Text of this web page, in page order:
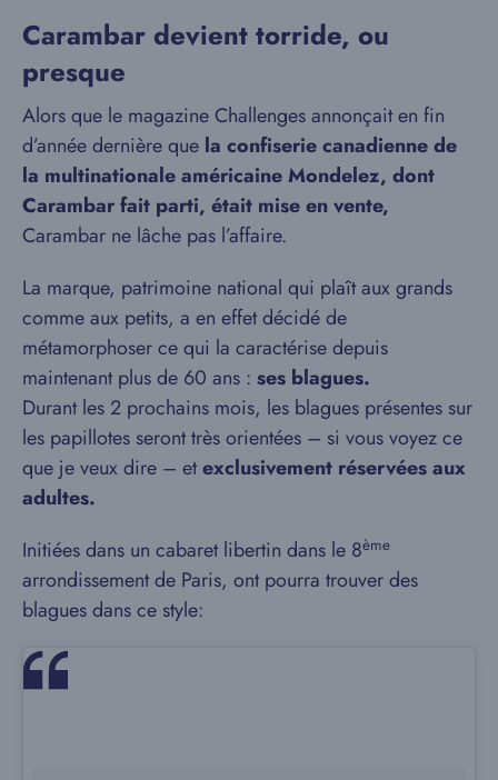
Carambar devient torride, ou
presque
Alors que le magazine Challenges annonçait en fin
d’année dernière que la confiserie canadienne de
la multinationale américaine Mondelez, dont
Carambar fait parti, était mise en vente,
Carambar ne lâche pas l’affaire.
La marque, patrimoine national qui plaît aux grands
comme aux petits, a en effet décidé de
métamorphoser ce qui la caractérise depuis
maintenant plus de 60 ans : ses blagues.
Durant les 2 prochains mois, les blagues présentes sur
les papillotes seront très orientées – si vous voyez ce
que je veux dire – etexclusivement réservées aux
adultes.
Initiées dans un cabaret libertin dans le 8ème
arrondissement de Paris, ont pourra trouver des
blagues dans ce style: